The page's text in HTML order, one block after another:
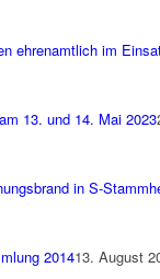
ehrenamtlich im
13. und 14. Mai 2023
in S-
201413. August